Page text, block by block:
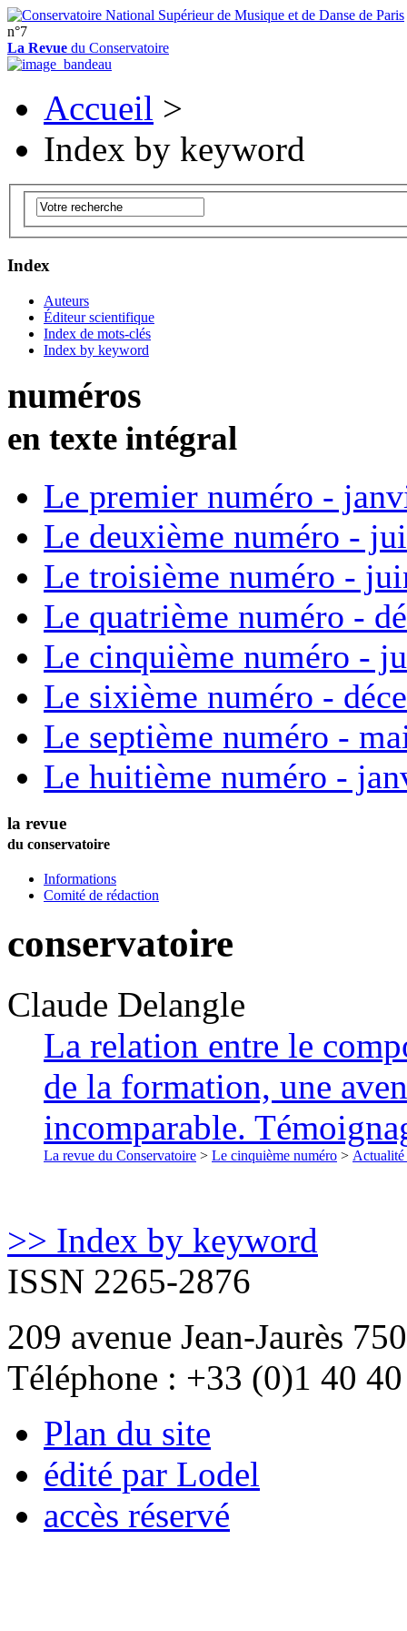
n°7
La Revue du Conservatoire
Accueil >
Index by keyword
Index
Auteurs
Éditeur scientifique
Index de mots-clés
Index by keyword
numéros
en texte intégral
Le premier numéro -
Le deuxième numéro -
Le troisième numéro -
Le quatrième numéro -
Le cinquième numéro -
Le sixième numéro -
Le septième numéro -
Le huitième numéro -
la revue
du conservatoire
Informations
Comité de rédaction
conservatoire
Claude Delangle
La relation entre le
de la formation, une
incomparable.
La revue du Conservatoire > Le cinquième numéro > Actualité
>> Index by keyword
ISSN 2265-2876
209 avenue Jean-Jaurès
Téléphone : +33 (0)1 40
Plan du site
édité par Lodel
accès réservé